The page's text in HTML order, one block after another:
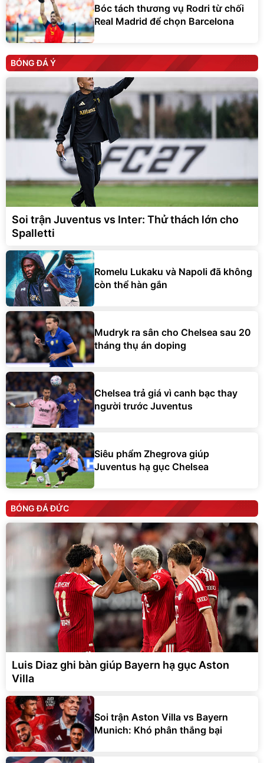
Bóc tách thương vụ Rodri từ chối
Real Madrid để chọn Barcelona
BÓNG ĐÁ Ý
Soi trận Juventus vs Inter: Thử thách lớn cho
Spalletti
Romelu Lukaku và Napoli đã không
còn thể hàn gắn
Mudryk ra sân cho Chelsea sau 20
tháng thụ án doping
Chelsea trả giá vì canh bạc thay
người trước Juventus
Siêu phẩm Zhegrova giúp
Juventus hạ gục Chelsea
BÓNG ĐÁ ĐỨC
Luis Diaz ghi bàn giúp Bayern hạ gục Aston
Villa
Soi trận Aston Villa vs Bayern
Munich: Khó phân thắng bại